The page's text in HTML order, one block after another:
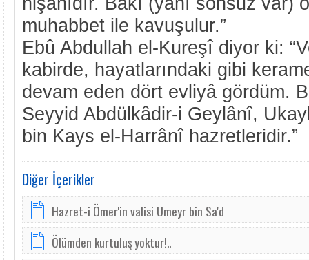
muhabbet ile kavuşulur.”
Ebû Abdullah el-Kureşî diyor ki:
kabirde, hayatlarındaki gibi
devam eden dört evliyâ gördüm.
Seyyid Abdülkâdir-i Geylânî,
bin Kays el-Harrânî hazretleridir.”
Diğer İçerikler
Hazret-i Ömer'in valisi Umeyr bin Sa'd
Ölümden kurtuluş yoktur!..